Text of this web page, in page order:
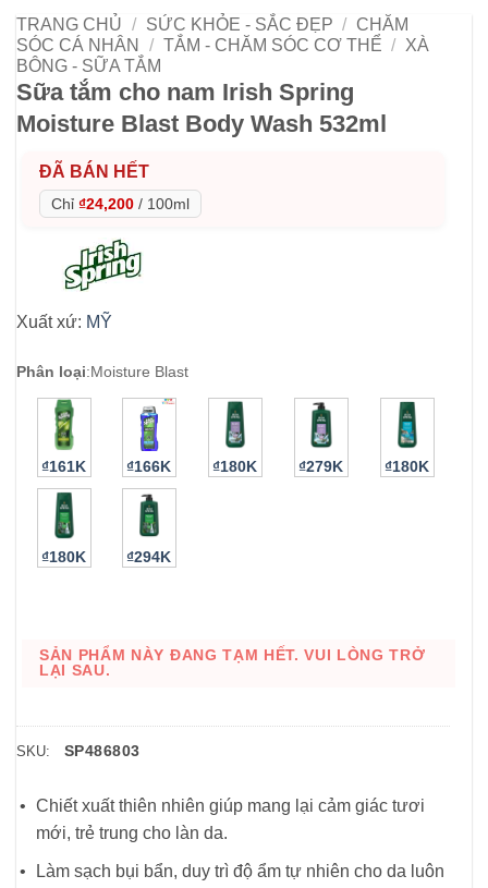
TRANG CHỦ / SỨC KHỎE - SẮC ĐẸP / CHĂM
SÓC CÁ NHÂN
/ TẮM - CHĂM SÓC CƠ THỂ / XÀ
BÔNG - SỮA TẮM
Sữa tắm cho nam Irish Spring
Moisture Blast Body Wash 532ml
ĐÃ BÁN HẾT
Chỉ ₫24,200 / 100ml
Xuất xứ: MỸ
Phân loại:Moisture Blast
₫161K ₫166K ₫180K ₫279K ₫180K
₫180K ₫294K
SẢN PHẨM NÀY ĐANG TẠM HẾT. VUI LÒNG TRỞ
LẠI SAU.
SKU: SP486803
Chiết xuất thiên nhiên giúp mang lại cảm giác tươi
mới, trẻ trung cho làn da.
Làm sạch bụi bẩn, duy trì độ ẩm tự nhiên cho da luôn